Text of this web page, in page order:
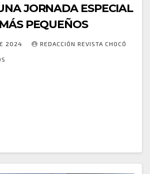
JORNADA ESPECIAL
PEQUEÑOS
2024 REDACCIÓN REVISTA CHOCÓ